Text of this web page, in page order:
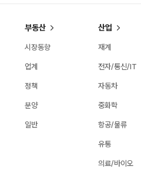
부동산
시장동향
업계
정책
분양
일반
산업
재계
전자/통신/IT
자동차
중화학
항공/물류
유통
의료/바이오